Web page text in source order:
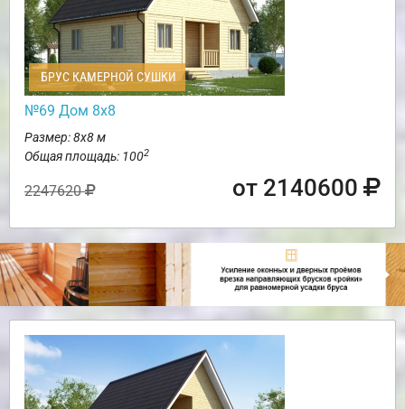
БРУС КАМЕРНОЙ СУШКИ
№69 Дом 8х8
Размер: 8х8 м
Общая площадь: 1002
2247620 от 2140600